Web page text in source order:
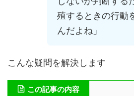
殖するときの行動
んだよね」
こんな疑問を解決します
この記事の内容